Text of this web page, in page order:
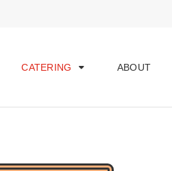
CATERING ABOUT